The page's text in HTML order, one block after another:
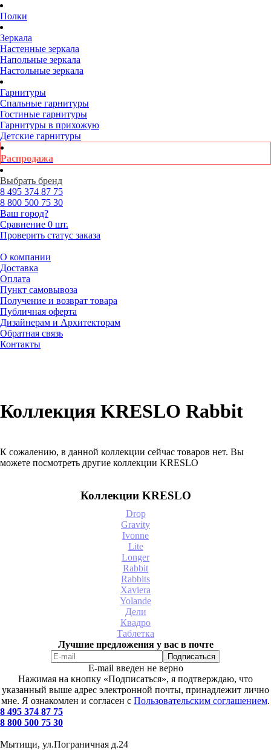
Полки
Зеркала
Настенные зеркала
Напольные зеркала
Настольные зеркала
Гарнитуры
Спальные гарнитуры
Гостиные гарнитуры
Гарнитуры в прихожую
Детские гарнитуры
Распродажа
Выбрать бренд
8 495 374 87 75
8 800 500 75 30
Ваш город?
Сравнение 0 шт.
Проверить статус заказа
О компании
Доставка
Оплата
Пункт самовывоза
Получение и возврат товара
Публичная оферта
Дизайнерам и Архитекторам
Обратная связь
Контакты
Коллекция KRESLO Rabbit
К сожалению, в данной коллекции сейчас товаров нет. Вы
можете посмотреть другие коллекции KRESLO
Коллекции KRESLO
Drop
Gravity
Ivonne
Lite
Longer
Rabbit
Rabbits
Xaviera
Yolande
Дели
Квадро
Таблетка
Лучшие предложения у вас в почте
E-mail введен не верно
Нажимая на кнопку «Подписаться», я подтверждаю, что
указанный выше адрес электронной почты, принадлежит лично
мне. Я ознакомлен и согласен с Пользовательским соглашением.
8 495 374 87 75
8 800 500 75 30
Мытищи, ул.Пограничная д.24